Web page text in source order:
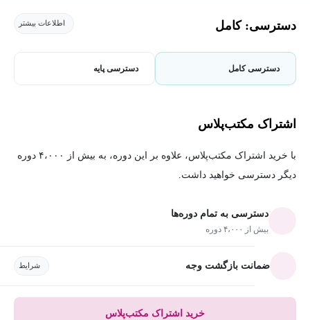
دسترسی: کامل اطلاعات بیشتر
دسترسی کامل دسترسی پایه
اشتراک مکتب‌پلاس
با خرید اشتراک مکتب‌پلاس، علاوه بر این دوره، به بیش از ۴،۰۰۰ دوره
دیگر دسترسی خواهید داشت.
دسترسی به تمام دوره‌ها
بیش از ۴،۰۰۰ دوره
ضمانت بازگشت وجه شرایط
خرید اشتراک مکتب‌پلاس